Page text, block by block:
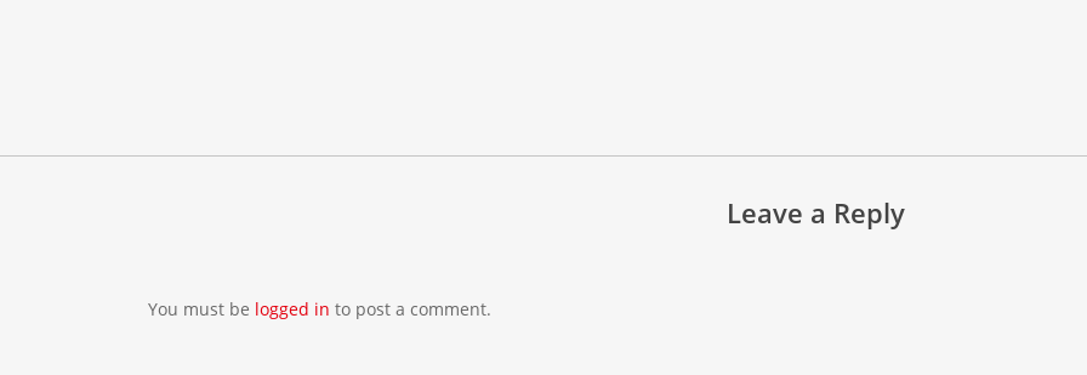
Leave a Reply
You must be logged in to post a comment.